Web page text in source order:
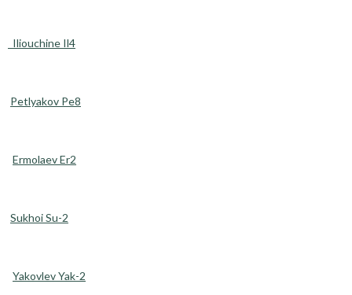
Iliouchine Il4
Petlyakov Pe8
Ermolaev Er2
Sukhoi Su-2
Yakovlev Yak-2